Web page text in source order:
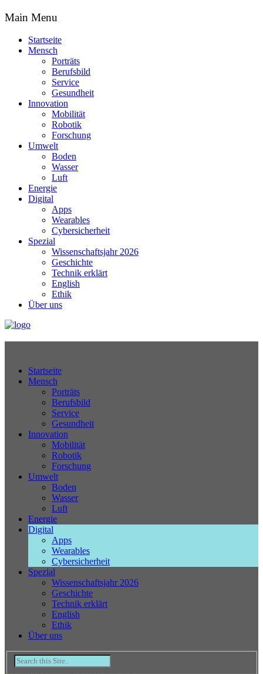
Main Menu
Startseite
Mensch
Porträts
Berufsbild
Service
Gesundheit
Innovation
Mobilität
Robotik
Forschung
Umwelt
Boden
Wasser
Luft
Energie
Digital
Apps
Wearables
Cybersicherheit
Spezial
Wissenschaftsjahr 2026
Geschichte
Technik erklärt
English
Ethik
Über uns
Startseite
Mensch
Porträts
Berufsbild
Service
Gesundheit
Innovation
Mobilität
Robotik
Forschung
Umwelt
Boden
Wasser
Luft
Energie
Digital
Apps
Wearables
Cybersicherheit
Spezial
Wissenschaftsjahr 2026
Geschichte
Technik erklärt
English
Ethik
Über uns